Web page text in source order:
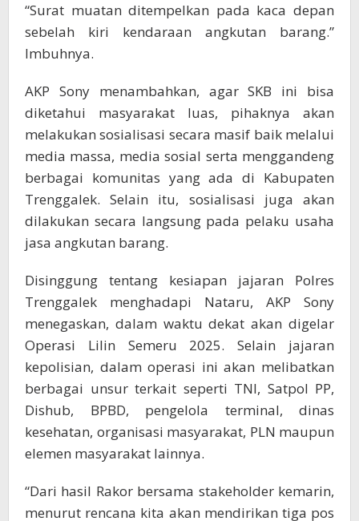
“Surat muatan ditempelkan pada kaca depan
sebelah kiri kendaraan angkutan barang.”
Imbuhnya.
AKP Sony menambahkan, agar SKB ini bisa
diketahui masyarakat luas, pihaknya akan
melakukan sosialisasi secara masif baik melalui
media massa, media sosial serta menggandeng
berbagai komunitas yang ada di Kabupaten
Trenggalek. Selain itu, sosialisasi juga akan
dilakukan secara langsung pada pelaku usaha
jasa angkutan barang.
Disinggung tentang kesiapan jajaran Polres
Trenggalek menghadapi Nataru, AKP Sony
menegaskan, dalam waktu dekat akan digelar
Operasi Lilin Semeru 2025. Selain jajaran
kepolisian, dalam operasi ini akan melibatkan
berbagai unsur terkait seperti TNI, Satpol PP,
Dishub, BPBD, pengelola terminal, dinas
kesehatan, organisasi masyarakat, PLN maupun
elemen masyarakat lainnya.
“Dari hasil Rakor bersama stakeholder kemarin,
menurut rencana kita akan mendirikan tiga pos